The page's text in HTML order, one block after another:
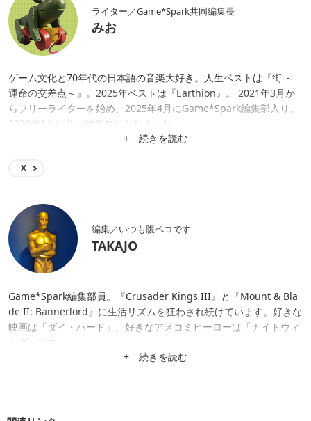
ライター／Game*Spark共同編集長
みお
ゲーム文化と70年代の日本語の音楽大好き。人生ベストは『街 ～
運命の交差点～』。2025年ベストは『Earthion』。 2021年3月か
らフリーライターを始め、2025年4月にGame*Spark編集部入り。
2026年1月に共同編集長になりました。
+ 続きを読む
X
編集／いつも腹ペコです
TAKAJO
Game*Spark編集部員。『Crusader Kings III』と『Mount & Bla
de II: Bannerlord』に生活リズムを狂わされ続けています。好きな
映画は「ダイ・ハード」、好きなアメコミヒーローは「ナイトウィ
ング」です。
+ 続きを読む